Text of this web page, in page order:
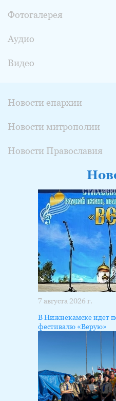
Фотогалерея
Аудио
Видео
Новости епархии
Новости митрополии
Новости Православия
7 августа 2026 г.
В Нижнекамске идет
фестивалю «Верую»